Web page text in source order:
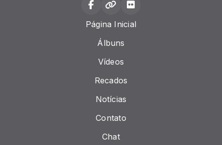
Página Inicial
Álbuns
Vídeos
Recados
Notícias
Contato
Chat